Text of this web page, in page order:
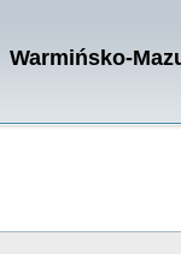
Warmińsko-